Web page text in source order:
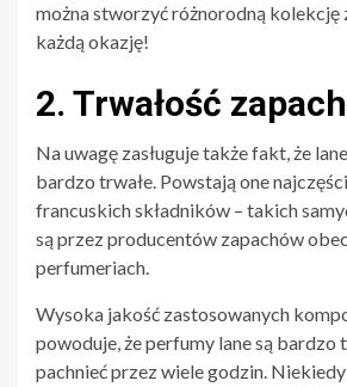
można stworzyć różnorodną kolekcję
każdą okazję!
2. Trwałość
Na uwagę zasługuje także fakt, że
bardzo trwałe. Powstają one
francuskich składników – takich
są przez producentów zapachów
perfumeriach.
Wysoka jakość zastosowanych
powoduje, że perfumy lane są bardzo
pachnieć przez wiele godzin. Niekiedy